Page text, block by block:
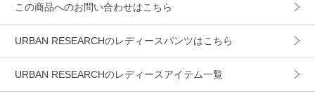
ださい。
※商品画像は、光の当たり具合やパソコンなどの閲覧環境に
この商品へのお問い合わせはこちら
URBAN RESEARCHのレディースパンツはこちら
URBAN RESEARCHのレディースアイテム一覧